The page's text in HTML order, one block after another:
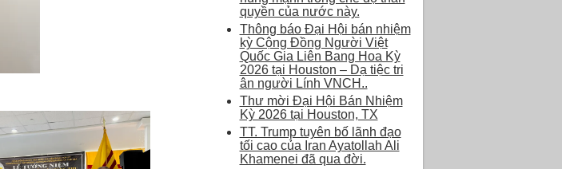
quyền của nước này.
Thông báo Đại Hội bán nhiệm
kỳ Cộng Đồng Người Việt
Quốc Gia Liên Bang Hoa Kỳ
2026 tại Houston – Dạ tiệc tri
ân người Lính VNCH..
Thư mời Đại Hội Bán Nhiệm
Kỳ 2026 tại Houston, TX
TT. Trump tuyên bố lãnh đạo
tối cao của Iran Ayatollah Ali
Khamenei đã qua đời.